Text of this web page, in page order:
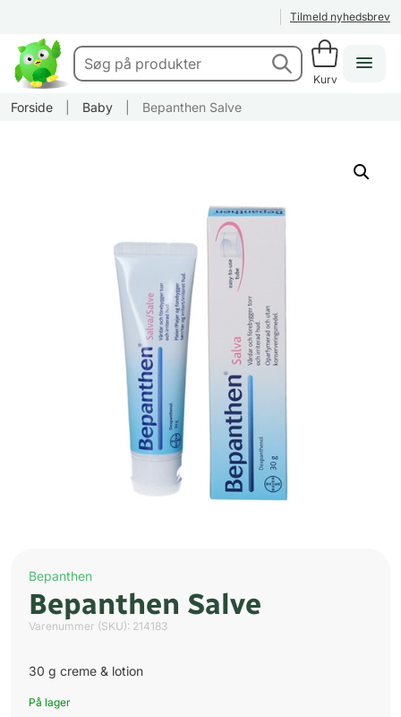
Tilmeld nyhedsbrev
Kurv
Forside Baby Bepanthen Salve
Bepanthen
Bepanthen Salve
Varenummer (SKU): 214183
30 g creme & lotion
På lager